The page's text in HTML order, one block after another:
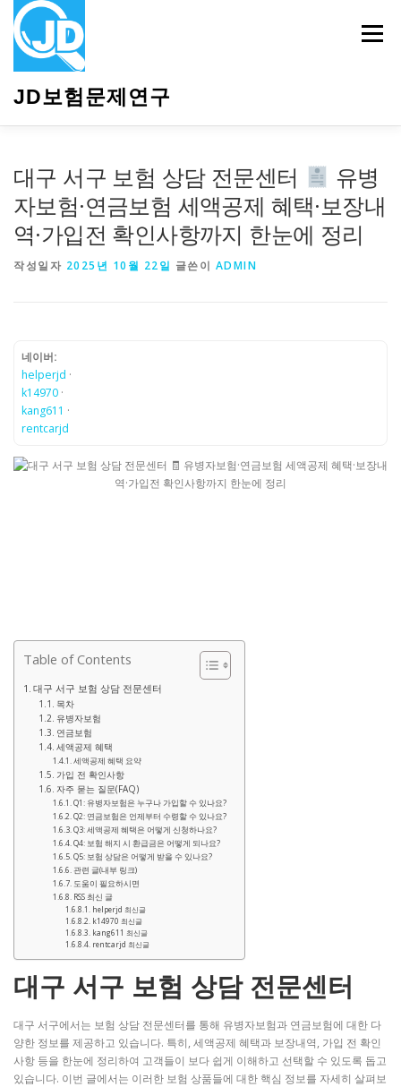
JD보험문제연구
메뉴
대구 서구 보험 상담 전문센터
유병
자보험·연금보험 세액공제 혜택·보장내
역·가입전 확인사항까지 한눈에 정리
작성일자 2025년 10월 22일 글쓴이 ADMIN
네이버:
helperjd ·
k14970 ·
kang611 ·
rentcarjd
Table of Contents
대구 서구 보험 상담 전문센터
목차
유병자보험
연금보험
세액공제 혜택
세액공제 혜택 요약
가입 전 확인사항
자주 묻는 질문(FAQ)
Q1: 유병자보험은 누구나 가입할 수 있나요?
Q2: 연금보험은 언제부터 수령할 수 있나요?
Q3: 세액공제 혜택은 어떻게 신청하나요?
Q4: 보험 해지 시 환급금은 어떻게 되나요?
Q5: 보험 상담은 어떻게 받을 수 있나요?
관련 글(내부 링크)
도움이 필요하시면
RSS 최신 글
helperjd 최신글
k14970 최신글
kang611 최신글
rentcarjd 최신글
대구 서구 보험 상담 전문센터
대구 서구에서는 보험 상담 전문센터를 통해 유병자보험과 연금보험에 대한 다
양한 정보를 제공하고 있습니다. 특히, 세액공제 혜택과 보장내역, 가입 전 확인
사항 등을 한눈에 정리하여 고객들이 보다 쉽게 이해하고 선택할 수 있도록 돕고
있습니다. 이번 글에서는 이러한 보험 상품들에 대한 핵심 정보를 자세히 살펴보